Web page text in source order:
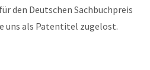
den Deutschen Sachbuchpreis
uns als Patentitel zugelost.